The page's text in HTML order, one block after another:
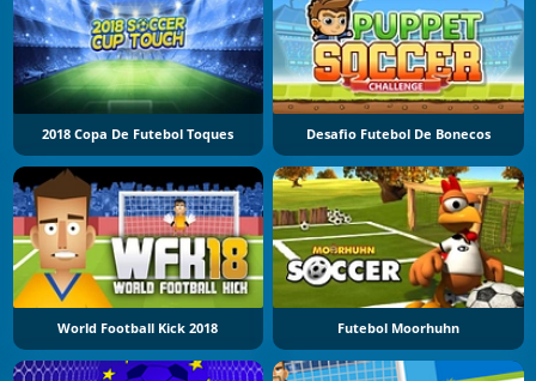
2018 Copa De Futebol Toques Desafio Futebol De Bonecos
World Football Kick 2018 Futebol Moorhuhn